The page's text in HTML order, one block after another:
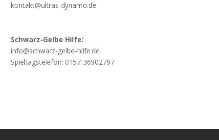
kontakt@ultras-dynamo.de
Schwarz-Gelbe Hilfe:
info@schwarz-gelbe-hilfe.de
Spieltagstelefon: 0157-36902797